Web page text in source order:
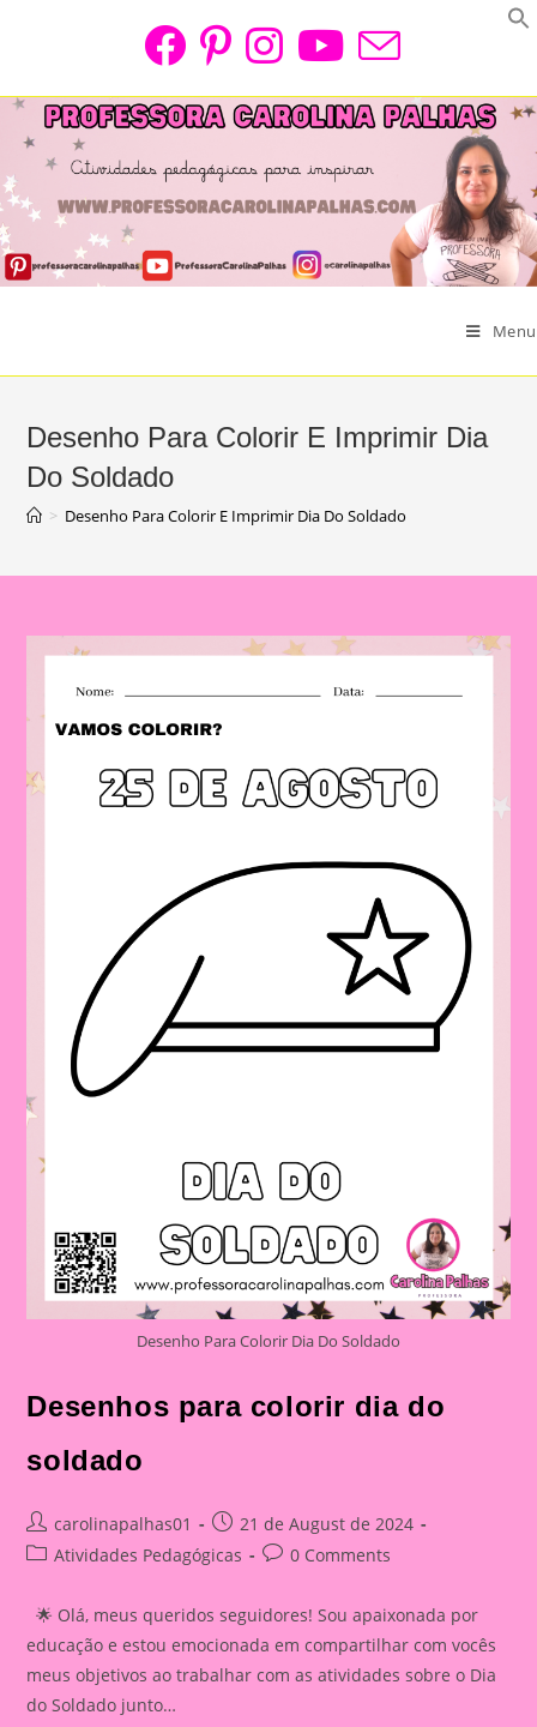
Menu
Desenho Para Colorir E Imprimir Dia
Do Soldado
> Desenho Para Colorir E Imprimir Dia Do Soldado
Desenho Para Colorir Dia Do Soldado
Desenhos para colorir dia do
soldado
Post
author:
carolinapalhas01
Post
published:
21 de August de 2024
PostAtividades Pedagógicas
Post0 Comments
🌟 Olá, meus queridos seguidores! Sou apaixonada por
educação e estou emocionada em compartilhar com vocês
meus objetivos ao trabalhar com as atividades sobre o Dia
do Soldado junto…